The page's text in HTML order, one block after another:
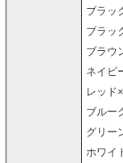
ブラッ
ブラッ
ブラウ
ネイビ
レッド
ブルー
グリー
ホワイ